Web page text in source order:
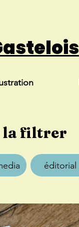
la filtrer
éditorial